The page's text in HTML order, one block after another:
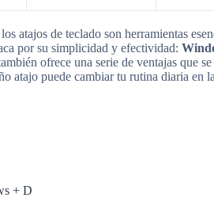
atajos de teclado son herramientas
por su simplicidad y efectividad:
ofrece una serie de ventajas que
atajo puede cambiar tu rutina diaria en
+ D